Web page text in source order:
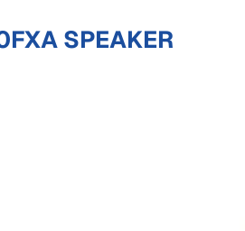
SPEAKER